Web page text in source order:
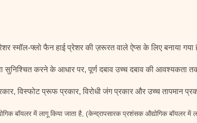
स्मॉल-फ्लो फैन हाई प्रेशर की ज़रूरत वाले ऐप्स के लिए बनाया गया
सुनिश्चित करने के आधार पर, पूर्ण दबाव उच्च दबाव की आवश्यकता
विस्फोट प्रूफ प्रकार, विरोधी जंग प्रकार और उच्च तापमान
बॉयलर में लागू किया जाता है, (केन्द्रापसारक प्रशंसक औद्योगिक बॉयलर